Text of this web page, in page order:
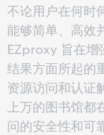
不论用户在何时
能够简单、高效
EZproxy 旨在增
结果方面所起的
资源访问和认证
上万的图书馆
问的安全性和可